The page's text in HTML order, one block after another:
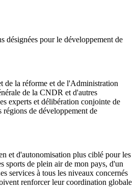
désignées pour le développement de
de la réforme et de l'Administration
de la CNDR et d'autres
experts et délibération conjointe de
de développement de
et d'autonomisation plus ciblé pour les
sports de plein air de mon pays, d'un
services à tous les niveaux concernés
renforcer leur coordination globale